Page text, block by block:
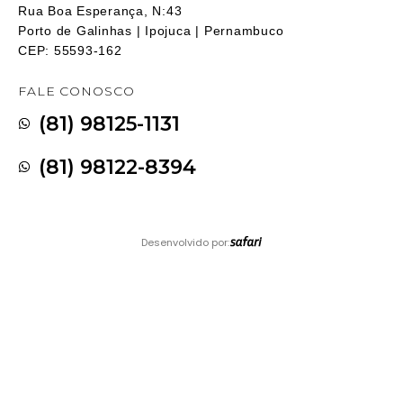
Rua Boa Esperança, N:43
Porto de Galinhas | Ipojuca | Pernambuco
CEP: 55593-162
FALE CONOSCO
(81) 98125-1131
(81) 98122-8394
Desenvolvido por: